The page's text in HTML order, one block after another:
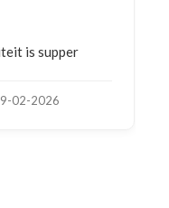
prijzen en
waardoor je